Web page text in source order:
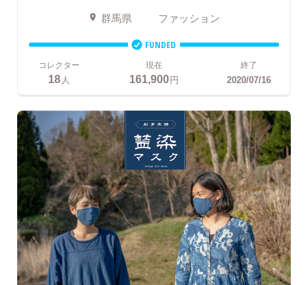
群馬県 ファッション
FUNDED
コレクター
18人
現在
161,900円
終了
2020/07/16